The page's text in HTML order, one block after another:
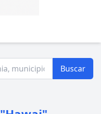
Buscar